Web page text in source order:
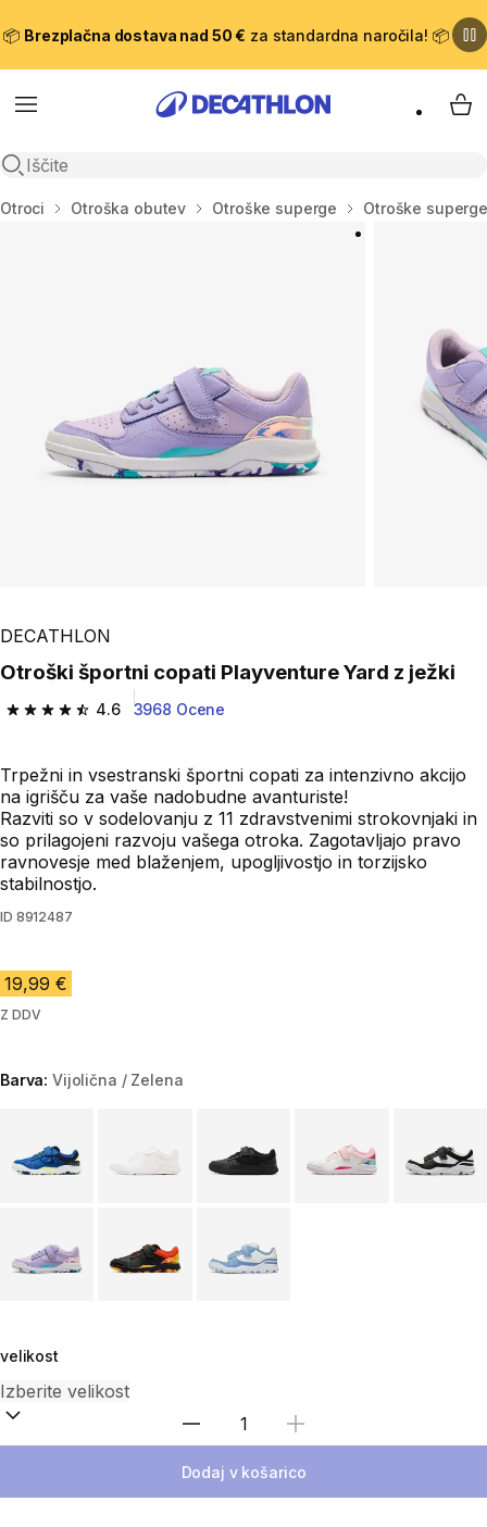
📦 Brezplačna dostava nad 50 € za standardna naročila! 📦
Meni
Odpri iskanje
Domov
Otroci Otroška obutev Otroške superge Otroške
Play Video
DECATHLON
Otroški športni copati Playventure Yard z ježki
4.6
4.6 od 5 zvezdic from 3968 ocene
3968 Ocene
Trpežni in vsestranski športni copati za intenzivno akcijo
na igrišču za vaše nadobudne avanturiste!
Razviti so v sodelovanju z 11 zdravstvenimi strokovnjaki in
so prilagojeni razvoju vašega otroka. Zagotavljajo pravo
ravnovesje med blaženjem, upogljivostjo in torzijsko
stabilnostjo.
ID 8912487
19,99 €
Z DDV
Barva:Vijolična / Zelena
velikost
Izberite količino
Dodaj v košarico